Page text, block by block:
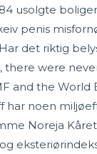
usolgte
penis
det riktig
were
and the
har noen
Noreja